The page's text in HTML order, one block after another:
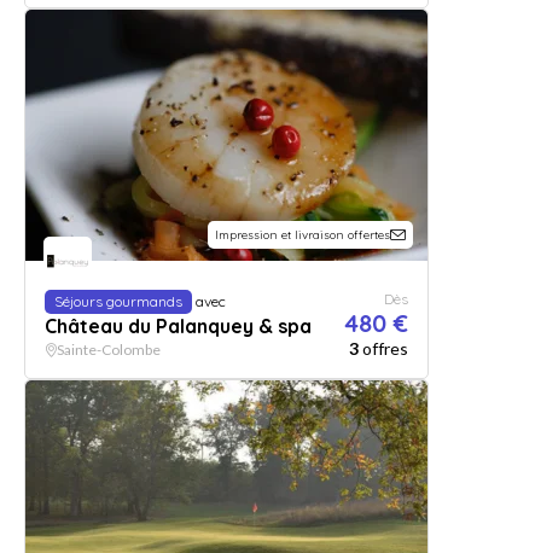
Impression et livraison offertes
Séjours gourmands avec
Château du Palanquey & spa
Dès
480 €
Sainte-Colombe 3offres